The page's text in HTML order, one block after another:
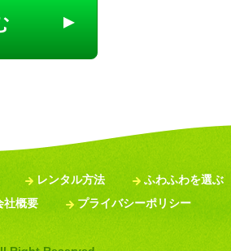
抗をお感じでしたら、ご使用のブラウザでク
サービスが正しく機能しない場合もあります
供、魅力的で価値のあるサービスの開発・提供
しません。また、法律の適用を受ける場合や
ご利用になる際に、以前に氏名等をご記入さ
レンタル方法
ふわふわを選ぶ
社概要 プライバシーポリシー